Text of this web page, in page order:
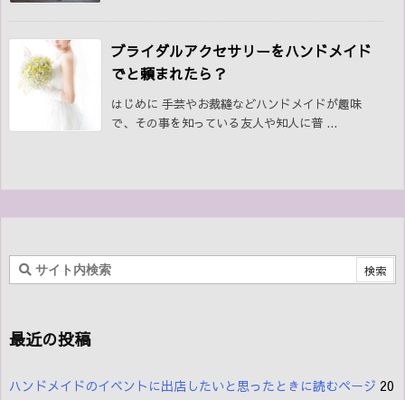
ブライダルアクセサリーをハンドメイド
でと頼まれたら？
はじめに 手芸やお裁縫などハンドメイドが趣味
で、その事を知っている友人や知人に普 ...
最近の投稿
ハンドメイドのイベントに出店したいと思ったときに読むページ 20